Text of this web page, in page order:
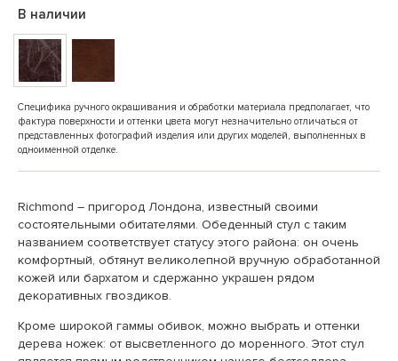
В наличии
Специфика ручного окрашивания и обработки материала предполагает, что
фактура поверхности и оттенки цвета могут незначительно отличаться от
представленных фотографий изделия или других моделей, выполненных в
одноименной отделке.
Richmond – пригород Лондона, известный своими
состоятельными обитателями. Обеденный стул с таким
названием соответствует статусу этого района: он очень
комфортный, обтянут великолепной вручную обработанной
кожей или бархатом и сдержанно украшен рядом
декоративных гвоздиков.
Кроме широкой гаммы обивок, можно выбрать и оттенки
дерева ножек: от высветленного до моренного. Этот стул